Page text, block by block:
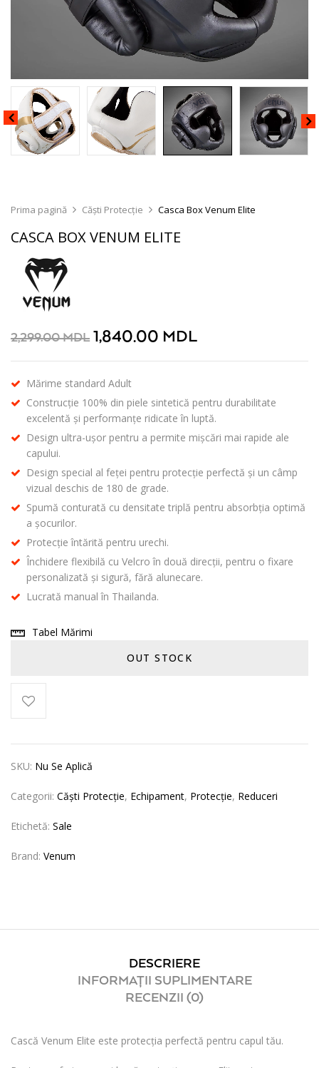
Prima pagină Căști Protecție Casca Box Venum Elite
CASCA BOX VENUM ELITE
2,299.00MDL 1,840.00 MDL
Mărime standard Adult
Construcție 100% din piele sintetică pentru durabilitate
excelentă și performanțe ridicate în luptă.
Design ultra-ușor pentru a permite mișcări mai rapide ale
capului.
Design special al feței pentru protecție perfectă și un câmp
vizual deschis de 180 de grade.
Spumă conturată cu densitate triplă pentru absorbția optimă
a șocurilor.
Protecție întărită pentru urechi.
Închidere flexibilă cu Velcro în două direcții, pentru o fixare
personalizată și sigură, fără alunecare.
Lucrată manual în Thailanda.
Tabel Mărimi
OUT STOCK
SKU: Nu Se Aplică
Categorii: Căști Protecție, Echipament, Protecție, Reduceri
Etichetă: Sale
Brand: Venum
DESCRIERE
INFORMAȚII SUPLIMENTARE
RECENZII (0)
Cască Venum Elite este protecția perfectă pentru capul tău.